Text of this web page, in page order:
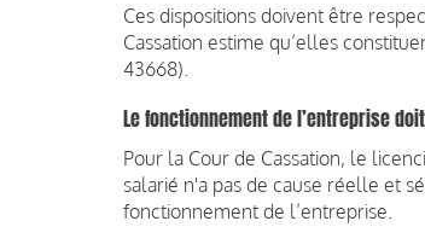
Ces dispositions doivent être
Cassation estime qu’elles
43668).
Le fonctionnement de l’entreprise
Pour la Cour de Cassation, le
salarié n'a pas de cause réelle et
fonctionnement de l’entreprise.